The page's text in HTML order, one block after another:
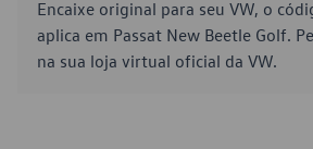
Encaixe original para seu VW, o
aplica em Passat New Beetle Golf.
na sua loja virtual oficial da VW.